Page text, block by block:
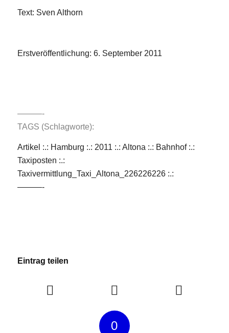
Text: Sven Althorn
Erstveröffentlichung: 6. September 2011
———-
TAGS (Schlagworte):
Artikel :.: Hamburg :.: 2011 :.: Altona :.: Bahnhof:.:
Taxiposten :.:
Taxivermittlung_Taxi_Altona_226226226 :.:
———-
Eintrag teilen
0